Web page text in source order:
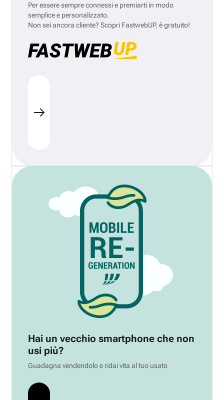
Per essere sempre connessi e premiarti in modo
semplice e personalizzato.
Non sei ancora cliente? Scopri FastwebUP, è gratuito!
Hai un vecchio smartphone che non
usi più?
Guadagna vendendolo e ridai vita al tuo usato